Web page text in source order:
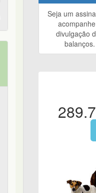
Seja um
divulgação
balanços.